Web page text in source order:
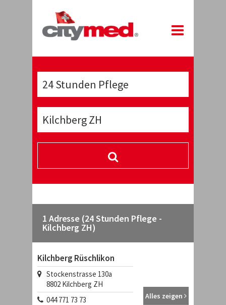
1 Adresse (24 Stunden Pflege -
Kilchberg ZH)
Kilchberg Rüschlikon
Stockenstrasse 130a
8802 Kilchberg ZH
044 771 73 73
Alles zeigen